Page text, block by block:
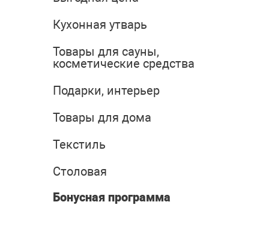
Кухонная утварь
Товары для сауны,
косметические средства
Подарки, интерьер
Товары для дома
Текстиль
Столовая
Бонусная программа